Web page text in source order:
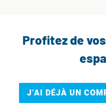
Profitez de
J’AI DÉJÀ UN